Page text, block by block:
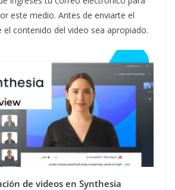
este medio. Antes de enviarte el
el contenido del video sea apropiado.
de videos en Synthesia